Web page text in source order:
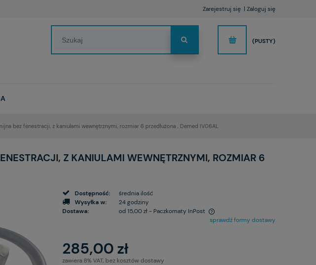
Zarejestruj się Zaloguj się
(PUSTY)
bez fenestracji, z kaniulami wewnętrznymi, rozmiar 6 przedłużona , Demed IV06AL
Z KANIULAMI WEWNĘTRZNYMI, ROZMIAR 6
Dostępność:
średnia ilość
Wysyłka w:
24 godziny
Dostawa:
od 15,00 zł- Paczkomaty InPost
sprawdź formy dostawy
285,00 zł
zawiera 8% VAT, bez kosztów dostawy